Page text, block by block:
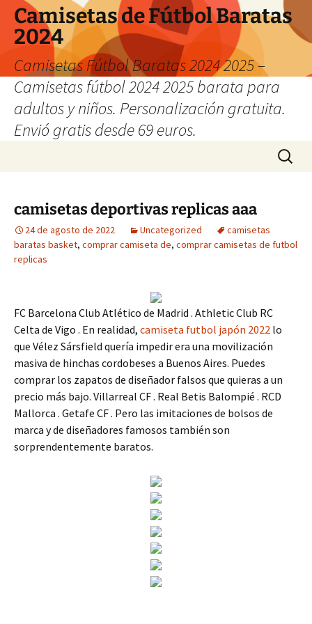
Camisetas de Fútbol Baratas
2024
Camisetas Fútbol Baratas 2024 2025 –
Camisetas fútbol 2024 2025 barata para
adultos y niños. Personalización gratuita.
Envió gratis desde 69 euros.
Buscar:
camisetas deportivas replicas aaa
24 de agosto de 2022 Uncategorized
camisetas
baratas basket, comprar camiseta de, comprar camisetas de futbol
replicas
FC Barcelona Club Atlético de Madrid . Athletic Club RC
Celta de Vigo . En realidad, camiseta futbol japón 2022 lo
que Vélez Sársfield quería impedir era una movilización
masiva de hinchas cordobeses a Buenos Aires. Puedes
comprar los zapatos de diseñador falsos que quieras a un
precio más bajo. Villarreal CF . Real Betis Balompié . RCD
Mallorca . Getafe CF . Pero las imitaciones de bolsos de
marca y de diseñadores famosos también son
sorprendentemente baratos.